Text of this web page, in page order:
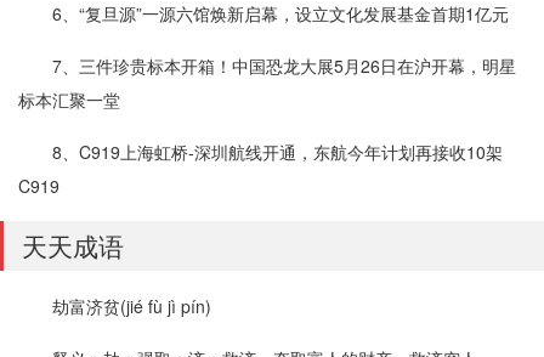
6、“复旦源”一源六馆焕新启幕，设立文化发展基金首期1亿元
7、三件珍贵标本开箱！中国恐龙大展5月26日在沪开幕，明星
标本汇聚一堂
8、C919上海虹桥-深圳航线开通，东航今年计划再接收10架
C919
天天成语
劫富济贫(jié fù jì pín)